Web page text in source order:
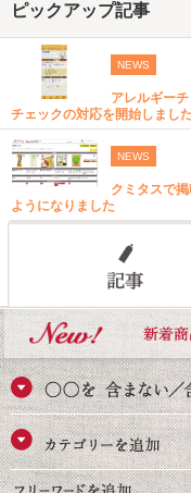
ピックアップ記事
NEWS
アレルギー
チェックの対応を開始しました
NEWS
クミタスで
ようになりました